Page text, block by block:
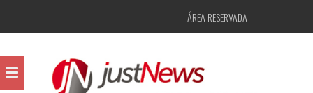
ÁREA RESERVADA